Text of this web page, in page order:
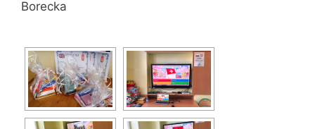
Borecka